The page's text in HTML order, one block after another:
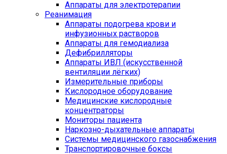
Аппараты для электротерапии
Реанимация
Аппараты подогрева крови и
инфузионных растворов
Аппараты для гемодиализа
Дефибрилляторы
Аппараты ИВЛ (искусственной
вентиляции лёгких)
Измерительные приборы
Кислородное оборудование
Медицинские кислородные
концентраторы
Мониторы пациента
Наркозно-дыхательные аппараты
Системы медицинского газоснабжения
Транспортировочные боксы